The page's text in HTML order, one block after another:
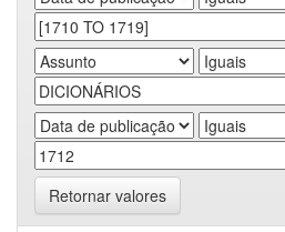
Retornar valores